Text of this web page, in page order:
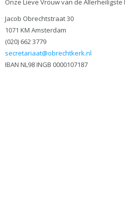
Onze Lieve Vrouw van de Allerheiligste
Jacob Obrechtstraat 30
1071 KM Amsterdam
(020) 662 3779
secretariaat@obrechtkerk.nl
IBAN NL98 INGB 0000107187